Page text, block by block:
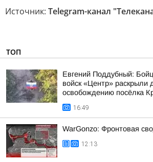
Источник: Telegram-канал
ТОП
Евгений Поддубный:
войск «Центр» раскрыли
освобождению посёлка
16:49
WarGonzo: Фронтовая
12:13